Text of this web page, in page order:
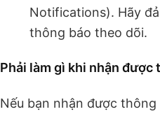
Notifications). Hãy
thông báo theo dõi.
Phải làm gì khi nhận được
Nếu bạn nhận được